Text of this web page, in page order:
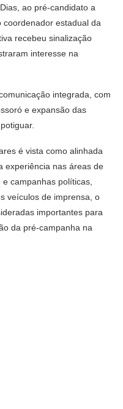
ao pré-candidato a
coordenador estadual da
recebeu sinalização
interesse na
integrada, com
e expansão das
é vista como alinhada
experiência nas áreas de
campanhas políticas,
veículos de imprensa, o
importantes para
da pré-campanha na